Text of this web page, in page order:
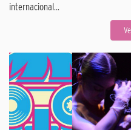
internacional...